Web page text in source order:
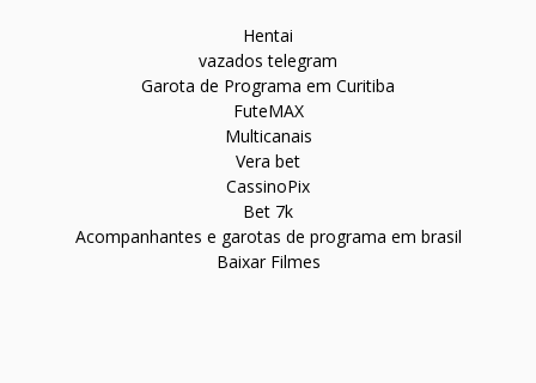
Hentai
vazados telegram
Garota de Programa em Curitiba
FuteMAX
Multicanais
Vera bet
CassinoPix
Bet 7k
Acompanhantes e garotas de programa em brasil
Baixar Filmes